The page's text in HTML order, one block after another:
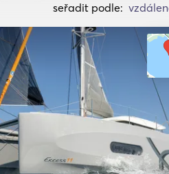
seřadit podle: